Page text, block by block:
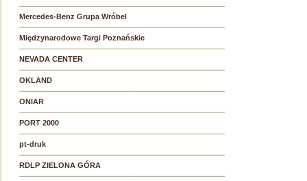
Mercedes-Benz Grupa Wróbel
Międzynarodowe Targi Poznańskie
NEVADA CENTER
OKLAND
ONIAR
PORT 2000
pt-druk
RDLP ZIELONA GÓRA